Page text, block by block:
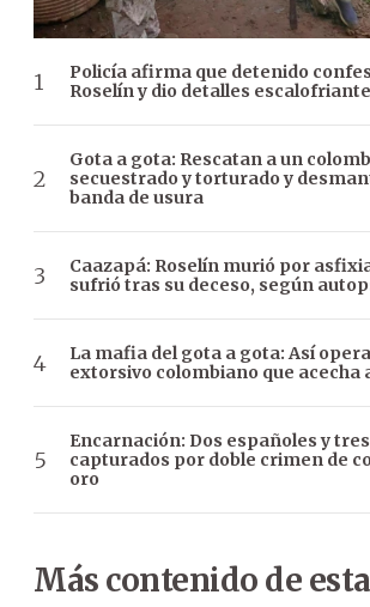
Policía afirma que detenido
Roselín y dio detalles
Gota a gota: Rescatan a un
secuestrado y torturado y
banda de usura
Caazapá: Roselín murió por
sufrió tras su deceso, según
La mafia del gota a gota: Así
extorsivo colombiano que acecha
Encarnación: Dos españoles y
capturados por doble crimen de
oro
Más contenido de